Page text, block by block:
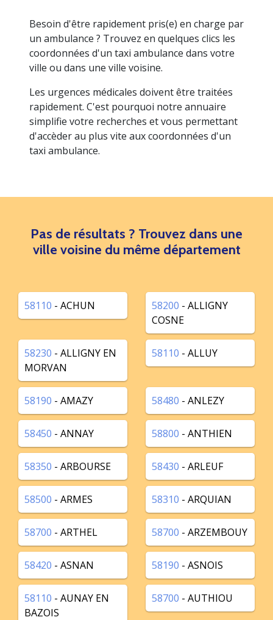
Besoin d'être rapidement pris(e) en charge par
un ambulance ? Trouvez en quelques clics les
coordonnées d'un taxi ambulance dans votre
ville ou dans une ville voisine.
Les urgences médicales doivent être traitées
rapidement. C'est pourquoi notre annuaire
simplifie votre recherches et vous permettant
d'accèder au plus vite aux coordonnées d'un
taxi ambulance.
Pas de résultats ? Trouvez dans une
ville voisine du même département
58110 - ACHUN 58200 - ALLIGNY
COSNE
58230 - ALLIGNY EN
MORVAN
58110 - ALLUY
58190 - AMAZY 58480 - ANLEZY
58450 - ANNAY 58800 - ANTHIEN
58350 - ARBOURSE 58430 - ARLEUF
58500 - ARMES 58310 - ARQUIAN
58700 - ARTHEL 58700 - ARZEMBOUY
58420 - ASNAN 58190 - ASNOIS
58110 - AUNAY EN
BAZOIS
58700 - AUTHIOU